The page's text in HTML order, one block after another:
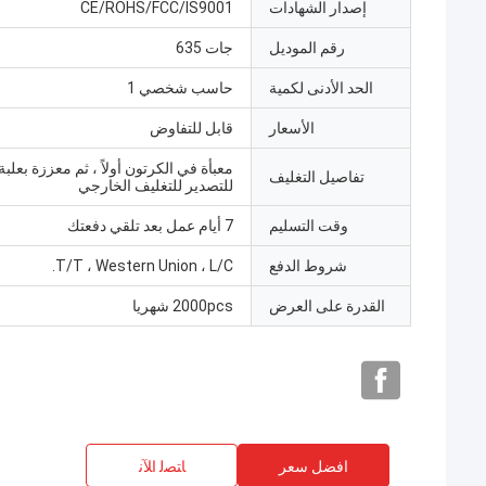
إصدار الشهادات CE/ROHS/FCC/IS9001
رقم الموديل جات 635
الحد الأدنى لكمية حاسب شخصي 1
الأسعار قابل للتفاوض
تفاصيل التغليف
معبأة في الكرتون أولاً ، ثم معززة
للتصدير للتغليف الخارجي
وقت التسليم 7 أيام عمل بعد تلقي دفعتك
شروط الدفع T/T ، Western Union ، L/C.
القدرة على العرض 2000pcs شهريا
افضل سعر ﺎﺘﺼﻟ ﺍﻶﻧ